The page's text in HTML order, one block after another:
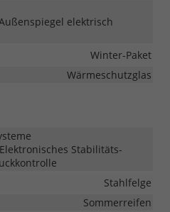
elektrisch
Winter-Paket
Wärmeschutzglas
Stabilitäts-
Stahlfelge
Sommerreifen